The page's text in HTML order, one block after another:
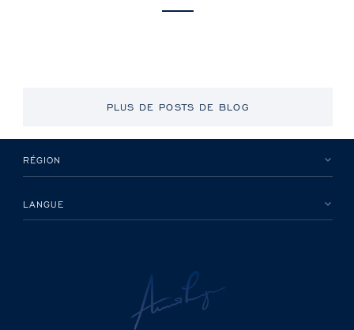
PLUS DE POSTS DE BLOG
RÉGION
LANGUE